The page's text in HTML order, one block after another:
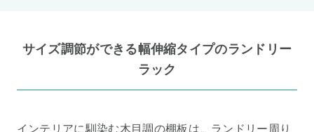
サイズ調節ができる幅伸縮タイプのランドリー
ラック
インテリアに馴染む木目調の棚板は、ランドリー周り